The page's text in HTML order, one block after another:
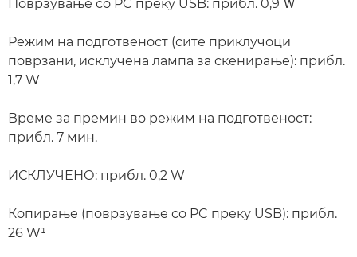
Поврзување со PC преку USB: прибл. 0,9 Ｗ
Режим на подготвеност (сите приклучоци
поврзани, исклучена лампа за скенирање): прибл.
1,7 W
Време за премин во режим на подготвеност:
прибл. 7 мин.
ИСКЛУЧЕНО: прибл. 0,2 W
Копирање (поврзување со PC преку USB): прибл.
26 W¹